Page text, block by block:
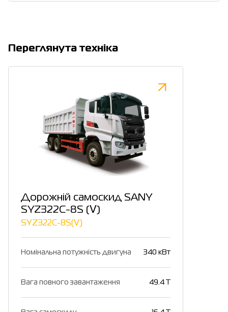
Переглянута техніка
Дорожній самоскид SANY
SYZ322C-8S (Ⅴ)
SYZ322C-8S(Ⅴ)
Номінальна потужність двигуна 340 кВт
Вага повного завантаження 49.4 T